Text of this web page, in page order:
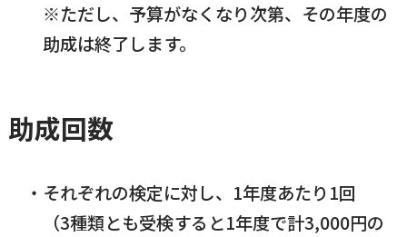
※ただし、予算がなくなり次第、その年度の
助成は終了します。
助成回数
それぞれの検定に対し、1年度あたり1回
（3種類とも受検すると1年度で計3,000円の